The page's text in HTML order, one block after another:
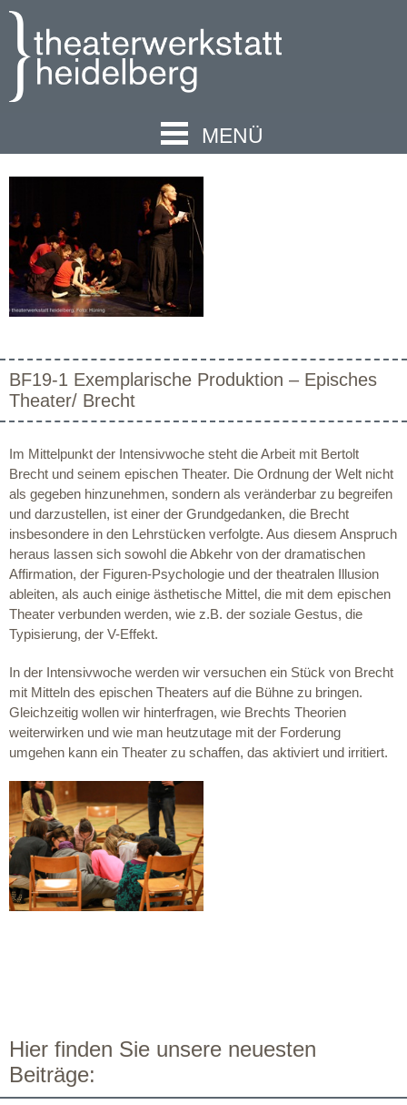
MENÜ
BF19-1 Exemplarische Produktion – Episches
Theater/ Brecht
Im Mittelpunkt der Intensivwoche steht die Arbeit mit Bertolt
Brecht und seinem epischen Theater. Die Ordnung der Welt nicht
als gegeben hinzunehmen, sondern als veränderbar zu begreifen
und darzustellen, ist einer der Grundgedanken, die Brecht
insbesondere in den Lehrstücken verfolgte. Aus diesem Anspruch
heraus lassen sich sowohl die Abkehr von der dramatischen
Affirmation, der Figuren-Psychologie und der theatralen Illusion
ableiten, als auch einige ästhetische Mittel, die mit dem epischen
Theater verbunden werden, wie z.B. der soziale Gestus, die
Typisierung, der V-Effekt.
In der Intensivwoche werden wir versuchen ein Stück von Brecht
mit Mitteln des epischen Theaters auf die Bühne zu bringen.
Gleichzeitig wollen wir hinterfragen, wie Brechts Theorien
weiterwirken und wie man heutzutage mit der Forderung
umgehen kann ein Theater zu schaffen, das aktiviert und irritiert.
Hier finden Sie unsere neuesten
Beiträge: